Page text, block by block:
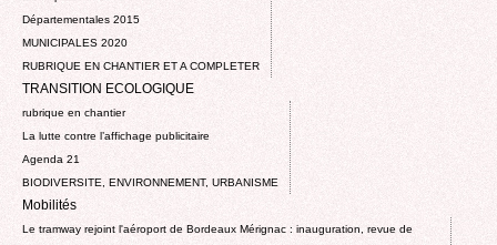
Départementales 2015
MUNICIPALES 2020
RUBRIQUE EN CHANTIER ET A COMPLETER
TRANSITION ECOLOGIQUE
rubrique en chantier
La lutte contre l’affichage publicitaire
Agenda 21
BIODIVERSITE, ENVIRONNEMENT, URBANISME
Mobilités
Le tramway rejoint l'aéroport de Bordeaux Mérignac : inauguration, revue de